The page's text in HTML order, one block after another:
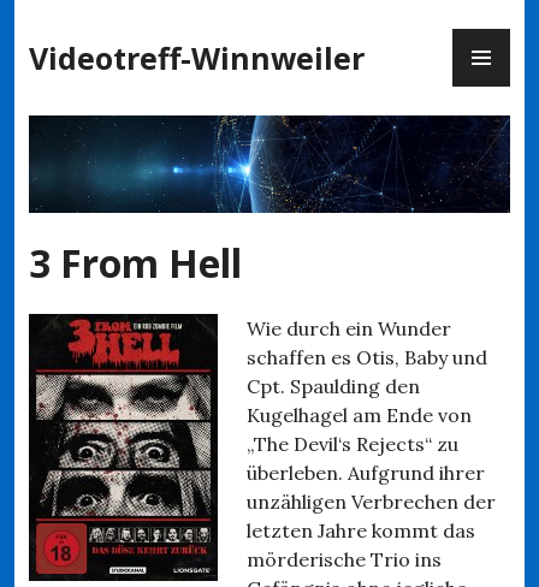
Inhalt
springen
Videotreff-Winnweiler
3 From Hell
Wie durch ein Wunder
schaffen es Otis, Baby und
Cpt. Spaulding den
Kugelhagel am Ende von
„The Devil‘s Rejects“ zu
überleben. Aufgrund ihrer
unzähligen Verbrechen der
letzten Jahre kommt das
mörderische Trio ins